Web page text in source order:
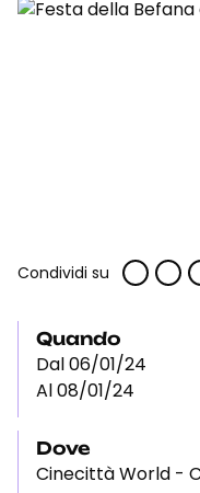
Condividi su
Quando
Dal 06/01/24
Al 08/01/24
Dove
Cinecittà World -